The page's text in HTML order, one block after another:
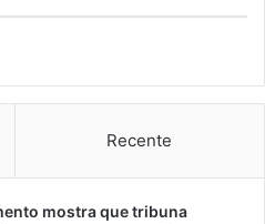
Recente
mostra que tribuna